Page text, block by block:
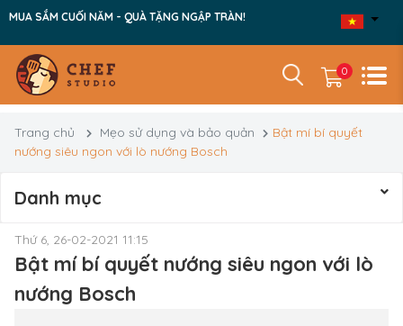
MUA SẮM CUỐI NĂM - QUÀ TẶNG NGẬP TRÀN!
0
Trang chủ Mẹo sử dụng và bảo quản
Bật mí bí quyết
nướng siêu ngon với lò nướng Bosch
Danh mục
Thứ 6, 26-02-2021 11:15
Bật mí bí quyết nướng siêu ngon với lò
nướng Bosch